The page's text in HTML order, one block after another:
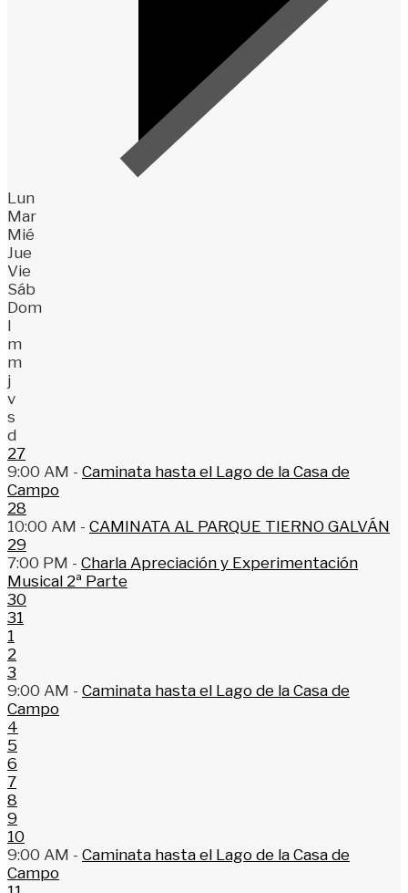
Lun
Mar
Mié
Jue
Vie
Sáb
Dom
l
m
m
j
v
s
d
27
9:00 AM - Caminata hasta el Lago de la Casa de
Campo
28
10:00 AM - CAMINATA AL PARQUE TIERNO GALVÁN
29
7:00 PM - Charla Apreciación y Experimentación
Musical 2ª Parte
30
31
1
2
3
9:00 AM - Caminata hasta el Lago de la Casa de
Campo
4
5
6
7
8
9
10
9:00 AM - Caminata hasta el Lago de la Casa de
Campo